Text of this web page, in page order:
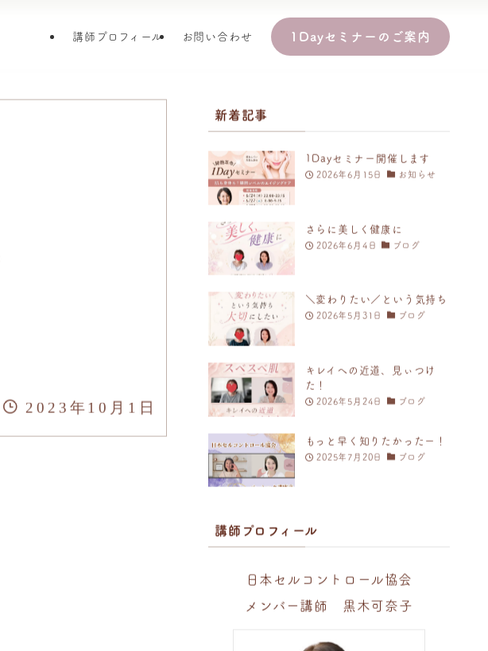
講師プロフィール お問い合わせ 1Dayセミナーのご案内
2023年10月1日
新着記事
1Dayセミナー開催します
2026年6月15日 お知らせ
さらに美しく健康に
2026年6月4日 ブログ
＼変わりたい／という気持ち
2026年5月31日 ブログ
キレイへの近道、見ぃつけ
た！
2026年5月24日 ブログ
もっと早く知りたかったー！
2025年7月20日 ブログ
講師プロフィール
日本セルコントロール協会
メンバー講師 黒木可奈子